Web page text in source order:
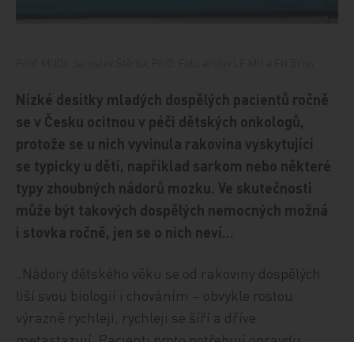
Nízké desítky mladých dospělých pacientů ročně
se v Česku ocitnou v péči dětských onkologů,
protože se u nich vyvinula rakovina vyskytující
se typicky u dětí, například sarkom nebo některé
typy zhoubných nádorů mozku. Ve skutečnosti
může být takových dospělých nemocných možná
i stovka ročně, jen se o nich neví…
„Nádory dětského věku se od rakoviny dospělých
liší svou biologií i chováním – obvykle rostou
výrazně rychleji, rychleji se šíří a dříve